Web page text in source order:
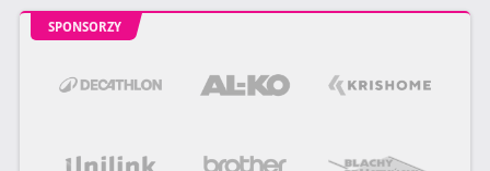
SPONSORZY